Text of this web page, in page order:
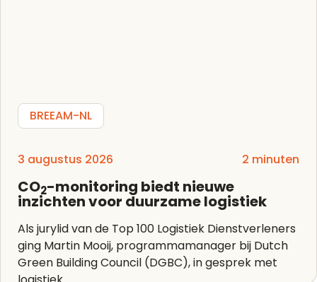
BREEAM-NL
3 augustus 2026 2 minuten
CO2-monitoring biedt nieuwe
inzichten voor duurzame logistiek
Als jurylid van de Top 100 Logistiek Dienstverleners
ging Martin Mooij, programmamanager bij Dutch
Green Building Council (DGBC), in gesprek met